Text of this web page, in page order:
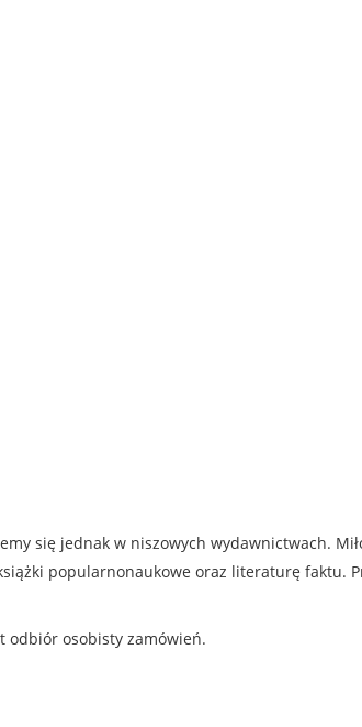
się jednak w niszowych wydawnictwach.
popularnonaukowe oraz literaturę faktu.
odbiór osobisty zamówień.